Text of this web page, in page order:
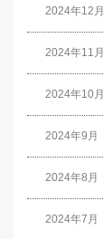
2024年12月
2024年11月
2024年10月
2024年9月
2024年8月
2024年7月